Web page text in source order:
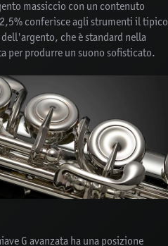
massiccio con un contenuto
conferisce agli strumenti il tipico
che è standard nella
per produrre un suono sofisticato.
G avanzata ha una posizione